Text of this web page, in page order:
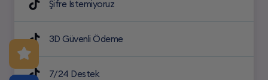
Şifre İstemiyoruz
3D Güvenli Ödeme
7/24 Destek